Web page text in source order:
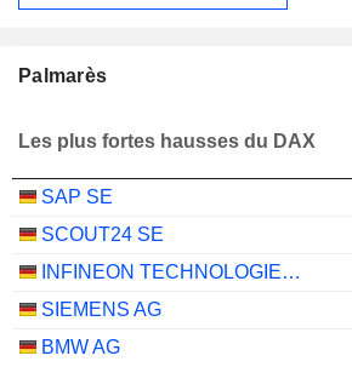
Palmarès
Les plus fortes hausses du DAX
SAP SE
SCOUT24 SE
INFINEON TECHNOLOGIES AG
SIEMENS AG
BMW AG